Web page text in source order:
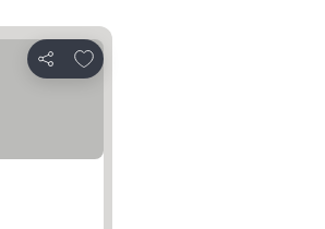
Partilhar
Adicionar aos favoritos